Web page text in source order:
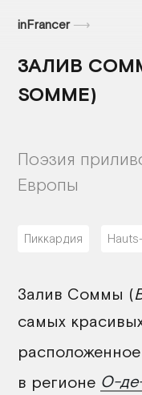
inFrancer⟶
ЗАЛИВ
SOMME)
Поэзия
Европы
Пиккардия
Залив Соммы (
самых
в регионе О-